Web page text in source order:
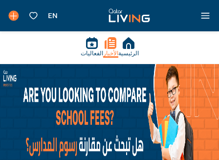
الرئيسية الأخبار الفعاليات